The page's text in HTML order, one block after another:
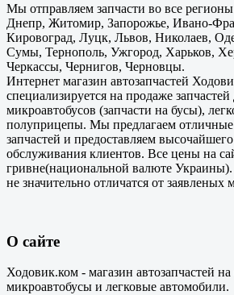
Мы отправляем запчасти во все
Днепр, Житомир, Запорожье, Ивано-
Кировоград, Луцк, Львов, Николаев,
Сумы, Тернополь, Ужгород, Харьков,
Черкассы, Чернигов, Черновцы.
Интернет магазин автозапчастей
специализируется на продаже
микроавтобусов (запчасти на бусы),
полуприцепы. Мы предлагаем
запчастей и предоставляем
обслуживания клиентов. Все цены на
гривне(национальной валюте
не значительно отличатся от заявленых
О сайте
Ходовик.ком - магазин автозапчастей на
микроавтобусы и легковые автомобили.